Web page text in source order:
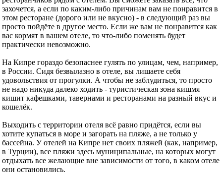
захочется, а если по каким-либо причинам вам не понравится в
этом ресторане (дорого или не вкусно) - в следующий раз вы
просто пойдёте в другое место. Если же вам не понравится как
вас кормят в вашем отеле, то что-либо поменять будет
практически невозможно.
На Кипре гораздо безопаснее гулять по улицам, чем, например,
в России. Сидя безвылазно в отеле, вы лишаете себя
удовольствия от прогулки. А чтобы не заблудиться, то просто
не надо никуда далеко ходить - туристическая зона кишмя
кишит кафешками, тавернами и ресторанами на разный вкус и
кошелёк.
Выходить с территории отеля всё равно придётся, если вы
хотите купаться в море и загорать на пляже, а не только у
бассейна. У отелей на Кипре нет своих пляжей (как, например,
в Турции), все пляжи здесь муниципальные, на которых могут
отдыхать все желающие вне зависимости от того, в каком отеле
они остановились.